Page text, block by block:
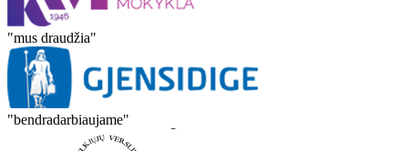
"mus draudžia"
"bendradarbiaujame"